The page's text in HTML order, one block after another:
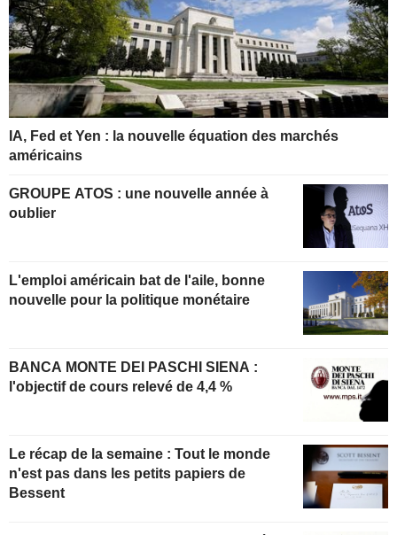
IA, Fed et Yen : la nouvelle équation des marchés
américains
GROUPE ATOS : une nouvelle année à
oublier
L'emploi américain bat de l'aile, bonne
nouvelle pour la politique monétaire
BANCA MONTE DEI PASCHI SIENA :
l'objectif de cours relevé de 4,4 %
Le récap de la semaine : Tout le monde
n'est pas dans les petits papiers de
Bessent